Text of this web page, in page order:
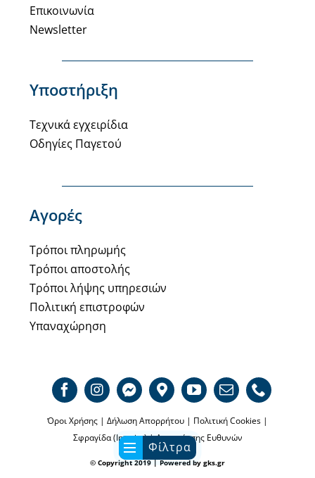
Φίλτρα
Επικοινωνία
Newsletter
Υποστήριξη
Τεχνικά εγχειρίδια
Οδηγίες Παγετού
Αγορές
Τρόποι πληρωμής
Τρόποι αποστολής
Τρόποι λήψης υπηρεσιών
Πολιτική επιστροφών
Υπαναχώρηση
Όροι Χρήσης | Δήλωση Απορρήτου | Πολιτική Cookies |
Σφραγίδα (Imprint)|Αποποίησης Ευθυνών
© Copyright 2019 | Powered by gks.gr